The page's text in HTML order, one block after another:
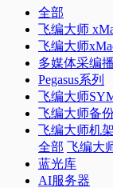
全部
飞编大师
飞编大师
多媒体采编
Pegasus系列
飞编大师
飞编大师备
飞编大师机
全部 飞编大
蓝光库
AI服务器